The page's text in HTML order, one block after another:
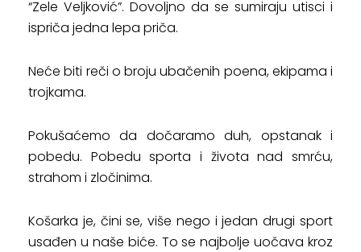
“Zele Veljković”. Dovoljno da se sumiraju utisci i
ispriča jedna lepa priča.
Neće biti reči o broju ubačenih poena, ekipama i
trojkama.
Pokušaćemo da dočaramo duh, opstanak i
pobedu. Pobedu sporta i života nad smrću,
strahom i zločinima.
Košarka je, čini se, više nego i jedan drugi sport
usađen u naše biće. To se najbolje uočava kroz